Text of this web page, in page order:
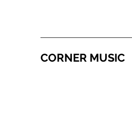
CORNER MUSIC